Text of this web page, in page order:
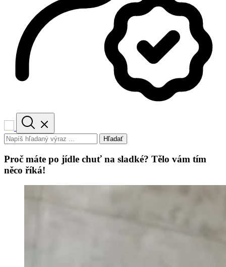
Hľadať
Proč máte po jídle chuť na sladké? Tělo vám tím
něco říká!